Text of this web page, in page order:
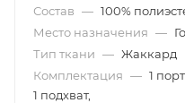
Состав — 100%
Место назначения —
Тип ткани — Жаккард
Комплектация — 1
1 подхват,